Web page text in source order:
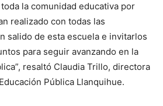
la comunidad educativa por
realizado con todas las
salido de esta escuela e invitarlos
para seguir avanzando en la
resaltó Claudia Trillo, directora
Pública Llanquihue.